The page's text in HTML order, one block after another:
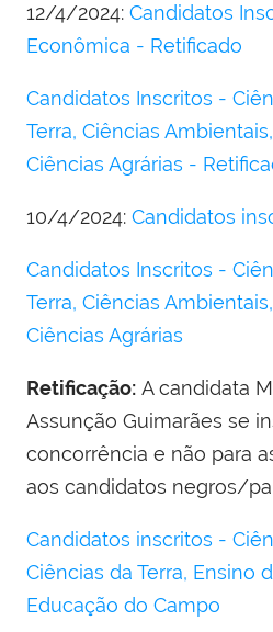
12/4/2024: Candidatos
Econômica - Retificado
Candidatos Inscritos -
Terra, Ciências
Ciências Agrárias -
10/4/2024: Candidatos
Candidatos Inscritos -
Terra, Ciências
Ciências Agrárias
Retificação: A candidata
Assunção Guimarães se
concorrência e não para
aos candidatos negros/
Candidatos inscritos -
Ciências da Terra, Ensino
Educação do Campo